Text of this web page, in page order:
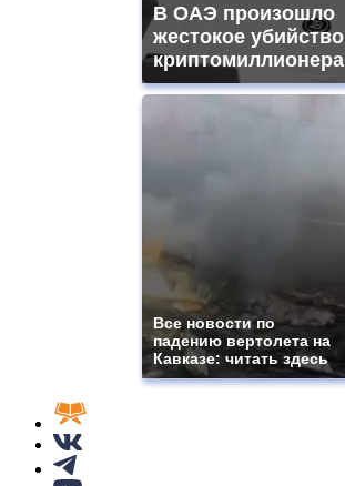
В ОАЭ произошло
жестокое убийство
криптомиллионера
Все новости по
падению вертолета на
Кавказе: читать здесь